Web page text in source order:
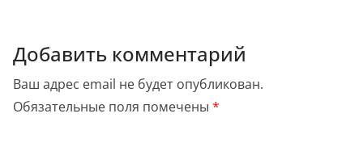
Добавить комментарий
Ваш адрес email не будет опубликован.
Обязательные поля помечены *